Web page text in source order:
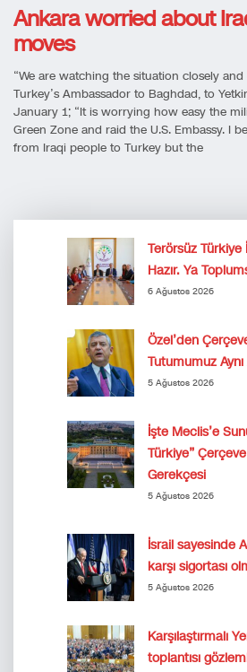
Ankara worried about
moves
“We are watching the situation closely and
Turkey’s Ambassador to Baghdad, to
January 1; “It is worrying how easy the
Green Zone and raid the U.S. Embassy. I
from Iraqi people to Turkey but the
Terörsüz
Hazır. Ya
6 Ağustos 2026
Özel’den
Tutumumuz Aynı
5 Ağustos 2026
İşte Meclis’e
Türkiye”
Gerekçesi
5 Ağustos 2026
İsrail sayesinde
karşı sigortası
5 Ağustos 2026
Karşılaştırmalı
toplantısı